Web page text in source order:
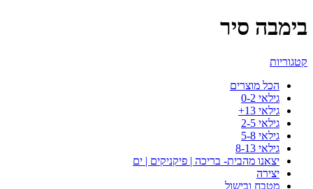
בימבה סיר
קטגוריות
הכל מוצרים
גילאי 0-2
גילאי 13+
גילאי 2-5
גילאי 5-8
גילאי 8-13
יצאנו מהבית- בריכה | פיקניקים | ים
יצירה
מטבח ובישול